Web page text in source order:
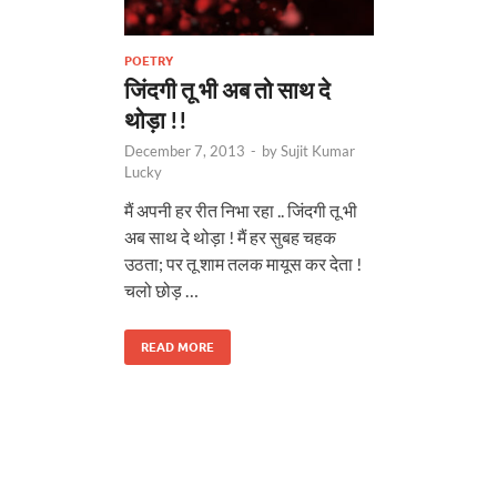
POETRY
जिंदगी तू भी अब तो साथ दे
थोड़ा !!
December 7, 2013 - bySujit Kumar
Lucky
मैं अपनी हर रीत निभा रहा .. जिंदगी तू भी
अब साथ दे थोड़ा ! मैं हर सुबह चहक
उठता; पर तू शाम तलक मायूस कर देता !
चलो छोड़ …
READ MORE